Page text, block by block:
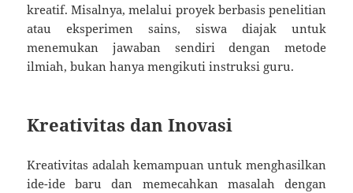
kreatif. Misalnya, melalui proyek berbasis penelitian
atau eksperimen sains, siswa diajak untuk
menemukan jawaban sendiri dengan metode
ilmiah, bukan hanya mengikuti instruksi guru.
Kreativitas dan Inovasi
Kreativitas adalah kemampuan untuk menghasilkan
ide-ide baru dan memecahkan masalah dengan